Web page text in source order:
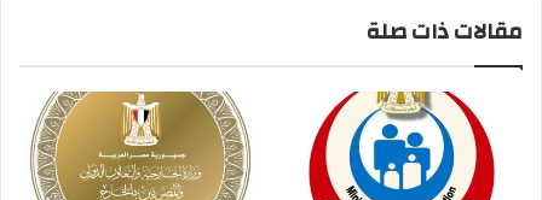
مقالات ذات صلة